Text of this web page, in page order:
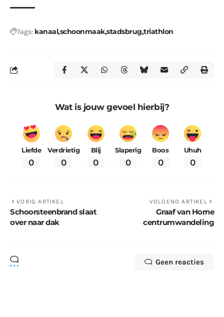
Tags: kanaalschoonmaakstadsbrug triathlon
Wat is jouw gevoel hierbij?
Liefde
0
Verdrietig
0
Blij
0
Slaperig
0
Boos
0
Uhuh
0
VORIG ARTIKEL
Schoorsteenbrand slaat
over naar dak
VOLGEND ARTIKEL
Graaf van Horne
centrumwandeling
Geen reacties